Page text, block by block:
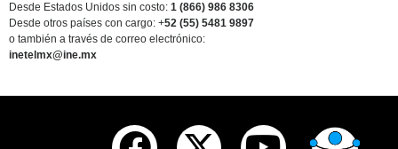
Desde Estados Unidos sin costo: 1 (866) 986 8306
Desde otros países con cargo: +52 (55) 5481 9897
o también a través de correo electrónico:
inetelmx@ine.mx